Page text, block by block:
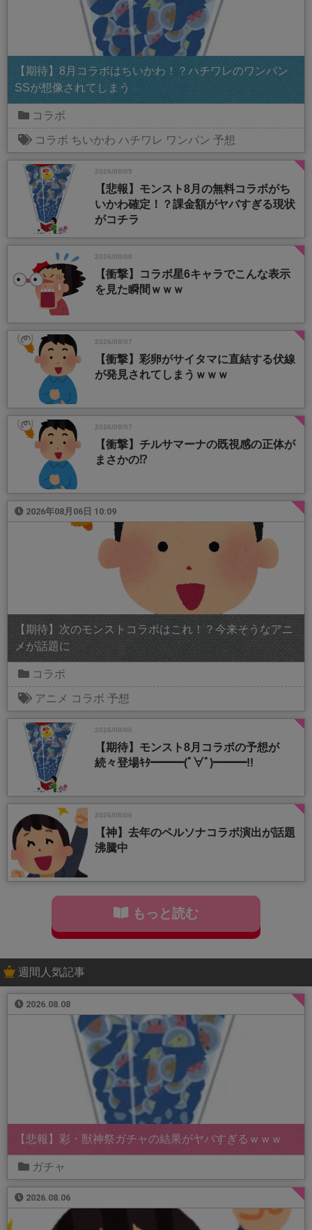
【期待】8月コラボはちいかわ！？ハチワレのワンパン
SSが想像されてしまう
コラボ
コラボ ちいかわ ハチワレ ワンパン 予想
2026/08/09
【悲報】モンスト8月の無料コラボがち
いかわ確定！？課金額がヤバすぎる現状
がコチラ
2026/08/08
【衝撃】コラボ星6キャラでこんな表示
を見た瞬間ｗｗｗ
2026/08/07
【衝撃】彩卵がサイタマに直結する伏線
が発見されてしまうｗｗｗ
2026/08/07
【衝撃】チルサマーナの既視感の正体が
まさかの⁉️
2026年08月06日 10:09
【期待】次のモンストコラボはこれ！？今来そうなアニ
メが話題に
コラボ
アニメ コラボ 予想
2026/08/06
【期待】モンスト8月コラボの予想が
続々登場ｷﾀ━━━(ﾟ∀ﾟ)━━━!!
2026/08/06
【神】去年のペルソナコラボ演出が話題
沸騰中
もっと読む
週間人気記事
2026.08.08
【悲報】彩・獣神祭ガチャの結果がヤバすぎるｗｗｗ
ガチャ
2026.08.06